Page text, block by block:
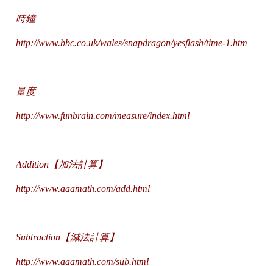
時鐘
http://www.bbc.co.uk/wales/snapdragon/yesflash/time-1.htm
量度
http://www.funbrain.com/measure/index.html
Addition【加法計算】
http://www.aaamath.com/add.html
Subtraction【減法計算】
http://www.aaamath.com/sub.html